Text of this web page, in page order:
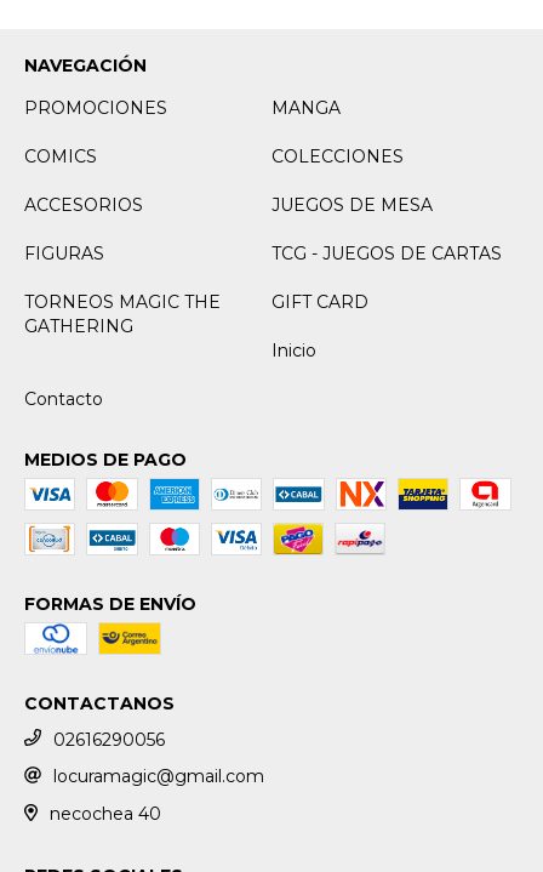
NAVEGACIÓN
PROMOCIONES
MANGA
COMICS COLECCIONES
ACCESORIOS JUEGOS DE MESA
FIGURAS TCG - JUEGOS DE CARTAS
TORNEOS MAGIC THE
GATHERING
GIFT CARD
Inicio
Contacto
MEDIOS DE PAGO
FORMAS DE ENVÍO
CONTACTANOS
02616290056
locuramagic@gmail.com
necochea 40